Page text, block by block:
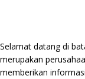
Selamat datang di
merupakan
memberikan